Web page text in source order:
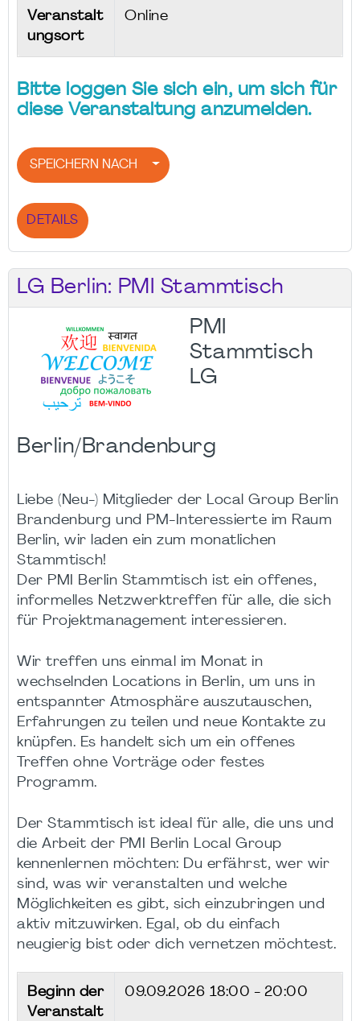
Veranstalt
ungsort
Online
Bitte loggen Sie sich ein, um sich für
diese Veranstaltung anzumelden.
SPEICHERN NACH
DETAILS
LG Berlin: PMI Stammtisch
PMI
Stammtisch
LG
Berlin/Brandenburg
Liebe (Neu-) Mitglieder der Local Group Berlin
Brandenburg und PM-Interessierte im Raum
Berlin, wir laden ein zum monatlichen
Stammtisch!
Der PMI Berlin Stammtisch ist ein offenes,
informelles Netzwerktreffen für alle, die sich
für Projektmanagement interessieren.
Wir treffen uns einmal im Monat in
wechselnden Locations in Berlin, um uns in
entspannter Atmosphäre auszutauschen,
Erfahrungen zu teilen und neue Kontakte zu
knüpfen. Es handelt sich um ein offenes
Treffen ohne Vorträge oder festes
Programm.
Der Stammtisch ist ideal für alle, die uns und
die Arbeit der PMI Berlin Local Group
kennenlernen möchten: Du erfährst, wer wir
sind, was wir veranstalten und welche
Möglichkeiten es gibt, sich einzubringen und
aktiv mitzuwirken. Egal, ob du einfach
neugierig bist oder dich vernetzen möchtest.
Beginn der
Veranstalt
09.09.2026 18:00 - 20:00